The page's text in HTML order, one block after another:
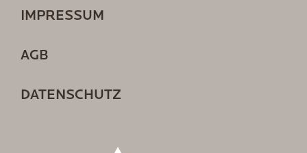
IMPRESSUM
AGB
DATENSCHUTZ